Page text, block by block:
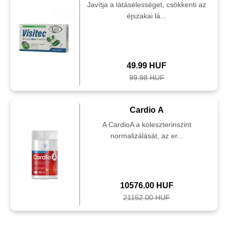
Javítja a látásélességet, csökkenti az
éjszakai lá...
49.99 HUF
99.98 HUF
Cardio A
A CardioA a koleszterinszint
normalizálását, az er...
10576.00 HUF
21152.00 HUF